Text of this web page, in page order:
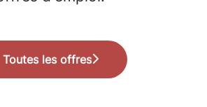
Toutes les offres